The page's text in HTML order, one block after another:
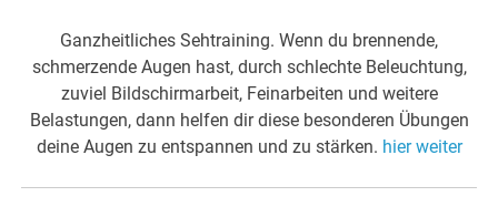
Ganzheitliches Sehtraining. Wenn du brennende,
schmerzende Augen hast, durch schlechte Beleuchtung,
zuviel Bildschirmarbeit, Feinarbeiten und weitere
Belastungen, dann helfen dir diese besonderen Übungen
deine Augen zu entspannen und zu stärken. hier weiter